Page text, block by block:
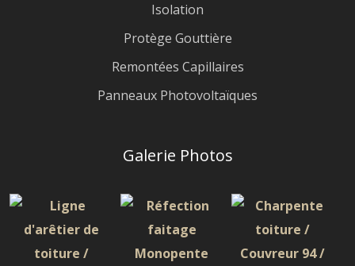
Isolation
Protège Gouttière
Remontées Capillaires
Panneaux Photovoltaïques
Galerie Photos